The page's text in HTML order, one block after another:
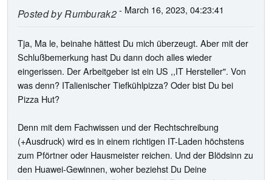
Posted byRumburak2- March 16, 2023, 04:23:41
Tja, Ma le, beinahe hättest Du mich überzeugt. Aber mit der
Schlußbemerkung hast Du dann doch alles wieder
eingerissen. Der Arbeitgeber ist ein US ,,IT Hersteller". Von
was denn? ITalienischer Tiefkühlpizza? Oder bist Du bei
Pizza Hut?
Denn mit dem Fachwissen und der Rechtschreibung
(+Ausdruck) wird es in einem richtigen IT-Laden höchstens
zum Pförtner oder Hausmeister reichen. Und der Blödsinn zu
den Huawei-Gewinnen, woher beziehst Du Deine